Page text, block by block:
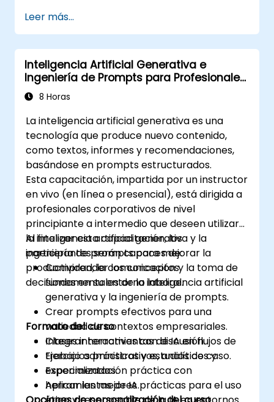
Leer más...
Inteligencia Artificial Generativa e
Ingeniería de Prompts para Profesionales
Corporativos
8 Horas
La inteligencia artificial generativa es una
tecnología que produce nuevo contenido,
como textos, informes y recomendaciones,
basándose en prompts estructurados.
Esta capacitación, impartida por un instructor
en vivo (en línea o presencial), está dirigida a
profesionales corporativos de nivel
principiante a intermedio que deseen utilizar
la inteligencia artificial generativa y la
ingeniería de prompts para mejorar la
productividad, la comunicación y la toma de
decisiones en su entorno laboral.
Al finalizar esta capacitación, los
participantes serán capaces de:
Comprender los conceptos
fundamentales de la inteligencia artificial
generativa y la ingeniería de prompts.
Crear prompts efectivos para una
variedad de contextos empresariales.
Integrar herramientas de IA en flujos de
trabajo administrativos, analíticos y
especializados.
Aplicar las mejores prácticas para el uso
Formato del curso
Clases interactivas con discusión.
Ejercicios prácticos y estudios de caso.
Experimentación práctica con
herramientas de IA.